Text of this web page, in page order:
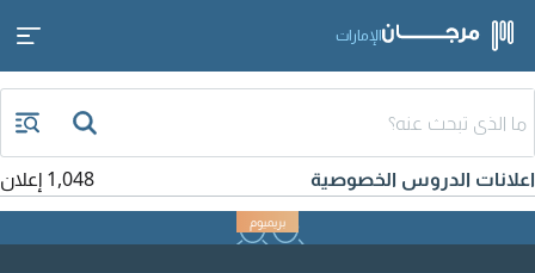
الإمارات
اعلانات الدروس الخصوصية 1,048 إعلان